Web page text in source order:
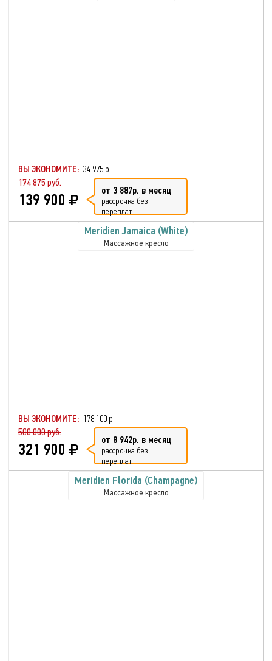
ВЫ ЭКОНОМИТЕ: 34 975 р.
174 875 руб.
139 900 от 3 887р. в месяц
рассрочка без
переплат
Meridien Jamaica (White)
Массажное кресло
ВЫ ЭКОНОМИТЕ: 178 100 р.
500 000 руб.
321 900 от 8 942р. в месяц
рассрочка без
переплат
Meridien Florida (Champagne)
Массажное кресло